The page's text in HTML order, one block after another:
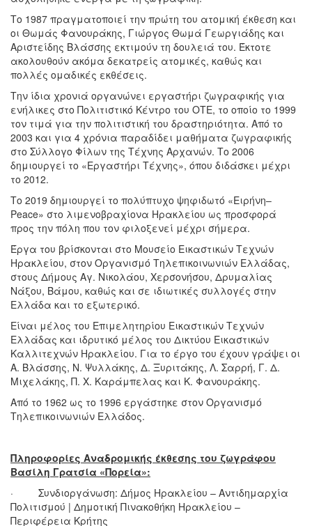
Το 1987 πραγματοποιεί την πρώτη του ατομική έκθεση και
οι Θωμάς Φανουράκης, Γιώργος Θωμά Γεωργιάδης και
Αριστείδης Βλάσσης εκτιμούν τη δουλειά του. Έκτοτε
ακολουθούν ακόμα δεκατρείς ατομικές, καθώς και
πολλές ομαδικές εκθέσεις.
Την ίδια χρονιά οργανώνει εργαστήρι ζωγραφικής για
ενήλικες στο Πολιτιστικό Κέντρο του ΟΤΕ, το οποίο το 1999
τον τιμά για την πολιτιστική του δραστηριότητα. Από το
2003 και για 4 χρόνια παραδίδει μαθήματα ζωγραφικής
στο Σύλλογο Φίλων της Τέχνης Αρχανών. Το 2006
δημιουργεί το «Εργαστήρι Τέχνης», όπου διδάσκει μέχρι
το 2012.
Το 2019 δημιουργεί το πολύπτυχο ψηφιδωτό «Ειρήνη–
Peace» στο λιμενοβραχίονα Ηρακλείου ως προσφορά
προς την πόλη που τον φιλοξενεί μέχρι σήμερα.
Έργα του βρίσκονται στο Μουσείο Εικαστικών Τεχνών
Ηρακλείου, στον Οργανισμό Τηλεπικοινωνιών Ελλάδας,
στους Δήμους Αγ. Νικολάου, Χερσονήσου, Δρυμαλίας
Νάξου, Βάμου, καθώς και σε ιδιωτικές συλλογές στην
Ελλάδα και το εξωτερικό.
Είναι μέλος του Επιμελητηρίου Εικαστικών Τεχνών
Ελλάδας και ιδρυτικό μέλος του Δικτύου Εικαστικών
Καλλιτεχνών Ηρακλείου. Για το έργο του έχουν γράψει οι
Α. Βλάσσης, Ν. Ψυλλάκης, Δ. Ξυριτάκης, Λ. Σαρρή, Γ. Δ.
Μιχελάκης, Π. Χ. Καράμπελας και Κ. Φανουράκης.
Από το 1962 ως το 1996 εργάστηκε στον Οργανισμό
Τηλεπικοινωνιών Ελλάδος.
Πληροφορίες Αναδρομικής έκθεσης του ζωγράφου
Βασίλη Γρατσία «Πορεία»:
· Συνδιοργάνωση: Δήμος Ηρακλείου – Αντιδημαρχία
Πολιτισμού | Δημοτική Πινακοθήκη Ηρακλείου –
Περιφέρεια Κρήτης